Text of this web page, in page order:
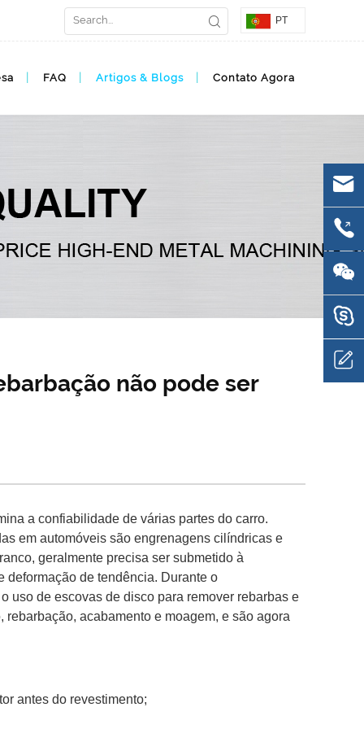
PT
FAQ Artigos & Blogs Contato Agora
não pode ser
a confiabilidade de várias partes do carro.
em automóveis são engrenagens cilíndricas e
geralmente precisa ser submetido à
deformação de tendência. Durante o
uso de escovas de disco para remover rebarbas e
acabamento e moagem, e são agora
antes do revestimento;